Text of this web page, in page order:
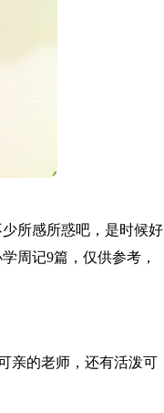
所感所惑吧，是时候好
周记9篇，仅供参考，
亲的老师，还有活泼可